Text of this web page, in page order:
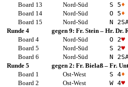
Board 13
Nord-Süd S 5♦
Board 14
Nord-Süd O 5♦
Board 15
Nord-Süd N 2
Runde 4
gegen 9: Fr. Stein – Hr. Dr.
Board 4
Nord-Süd O 2♥
Board 5
Nord-Süd S 2♥
Board 6
Nord-Süd N 2
Runde 5
gegen 2: Fr. Bielaß – Fr.
Board 1
Ost-West S 4♦
Board 2
Ost-West W 4♥